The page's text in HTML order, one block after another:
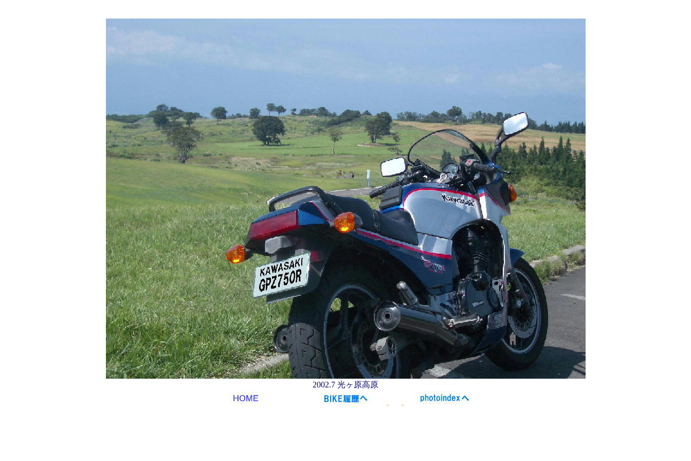
2002.7 光ヶ原高原